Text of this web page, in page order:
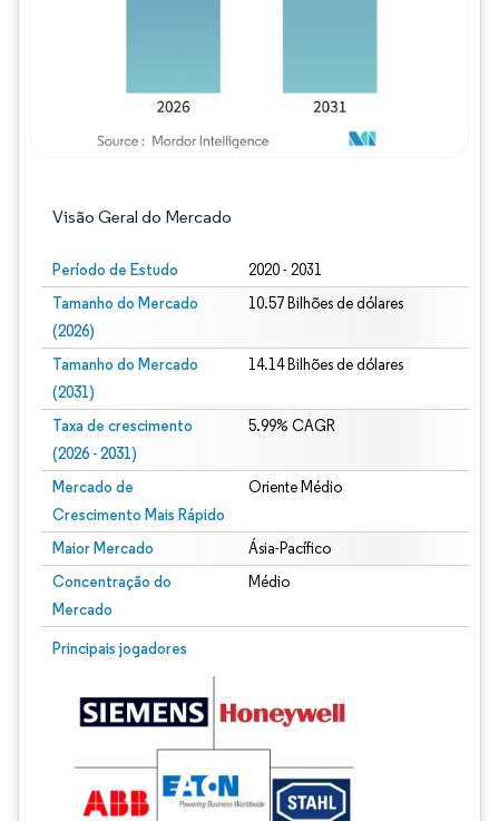
Visão Geral do Mercado
Período de Estudo 2020 - 2031
Tamanho do Mercado
(2026)
10.57 Bilhões de dólares
Tamanho do Mercado
(2031)
14.14 Bilhões de dólares
Taxa de crescimento
(2026 - 2031)
5.99% CAGR
Mercado de
Crescimento Mais Rápido
Oriente Médio
Maior Mercado Ásia-Pacífico
Concentração do
Mercado
Médio
Principais jogadores
Imagem © Mordor Intelligence. O reuso requer atribuição conforme CC BY 4.0.